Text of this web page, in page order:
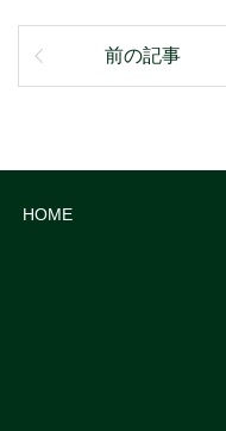
前の記事
HOME